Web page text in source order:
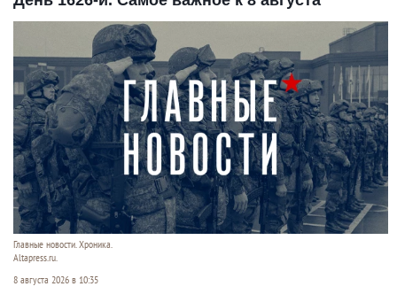
Главные новости. Хроника.
Altapress.ru.
8 августа 2026 в 10:35